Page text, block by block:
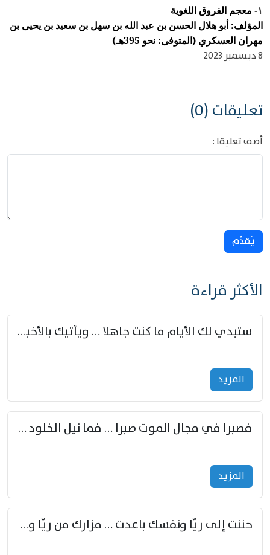
١-
معجم الفروق اللغوية
المؤلف: أبو هلال الحسن بن عبد الله بن سهل بن سعيد بن يحيى بن
مهران العسكري (المتوفى: نحو 395هـ)
8 ديسمبر 2023
تعليقات (0)
أضف تعليقا :
يُقدِّم
الأكثر قراءة
ستبدي لك الأيام ما كنت جاهلا … ويأتيك بالأخبار من لم تزوّد
المزید
فصبرا في مجال الموت صبرا … فما نيل الخلود بمستطاع
المزید
حننت إلى ريّا ونفسك باعدت … مزارك من ريّا وشعباكما معا